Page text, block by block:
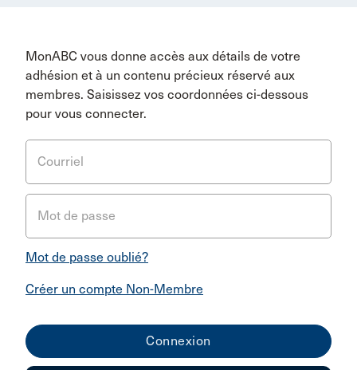
MonABC vous donne accès aux détails de votre
adhésion et à un contenu précieux réservé aux
membres. Saisissez vos coordonnées ci-dessous
pour vous connecter.
Courriel
Mot de passe
Mot de passe oublié?
Créer un compte Non-Membre